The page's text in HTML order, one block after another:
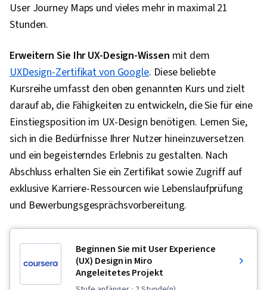
User Journey Maps und vieles mehr in maximal 21
Stunden.
Erweitern Sie Ihr UX-Design-Wissen mit dem
UXDesign-Zertifikat von Google. Diese beliebte
Kursreihe umfasst den oben genannten Kurs und zielt
darauf ab, die Fähigkeiten zu entwickeln, die Sie für eine
Einstiegsposition im UX-Design benötigen. Lernen Sie,
sich in die Bedürfnisse Ihrer Nutzer hineinzuversetzen
und ein begeisterndes Erlebnis zu gestalten. Nach
Abschluss erhalten Sie ein Zertifikat sowie Zugriff auf
exklusive Karriere-Ressourcen wie Lebenslaufprüfung
und Bewerbungsgesprächsvorbereitung.
Beginnen Sie mit User Experience
(UX) Design in Miro
Angeleitetes Projekt